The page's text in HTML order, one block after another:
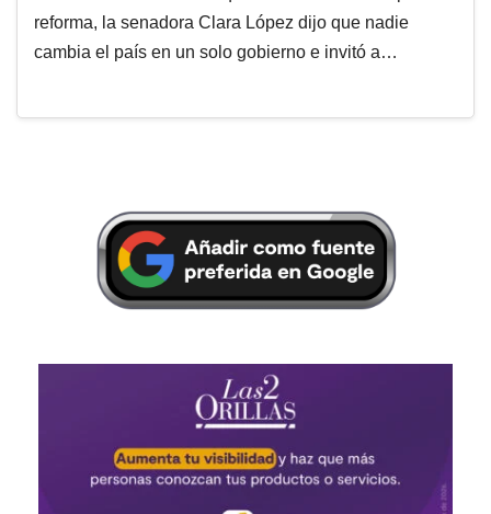
reforma, la senadora Clara López dijo que nadie
cambia el país en un solo gobierno e invitó a…